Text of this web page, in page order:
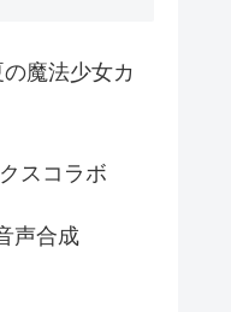
魔法少女カ
スコラボ
声合成